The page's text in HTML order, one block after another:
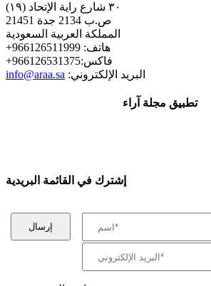
٣٠ شارع راية الإتحاد (١٩)
ص.ب 2134 جدة 21451
المملكة العربية السعودية
+هاتف: 966126511999
+فاكس:966126531375
info@araa.sa :البريد الإلكتروني
تطبيق مجلة آراء
إشترك في القائمة البريدية